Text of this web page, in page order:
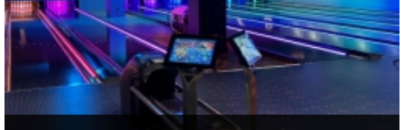
Hitra, NO
Bekijk project ...